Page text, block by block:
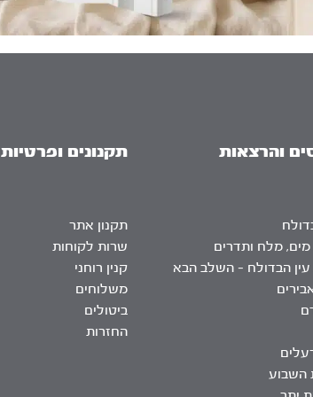
והרצאות
מלח ותדרים
הבדולח – השלב הבא
השבוע
תקנונים ופרטיות
תקנון אתר
שרות לקוחות
קנין רוחני
משלוחים
ביטולים
החזרות